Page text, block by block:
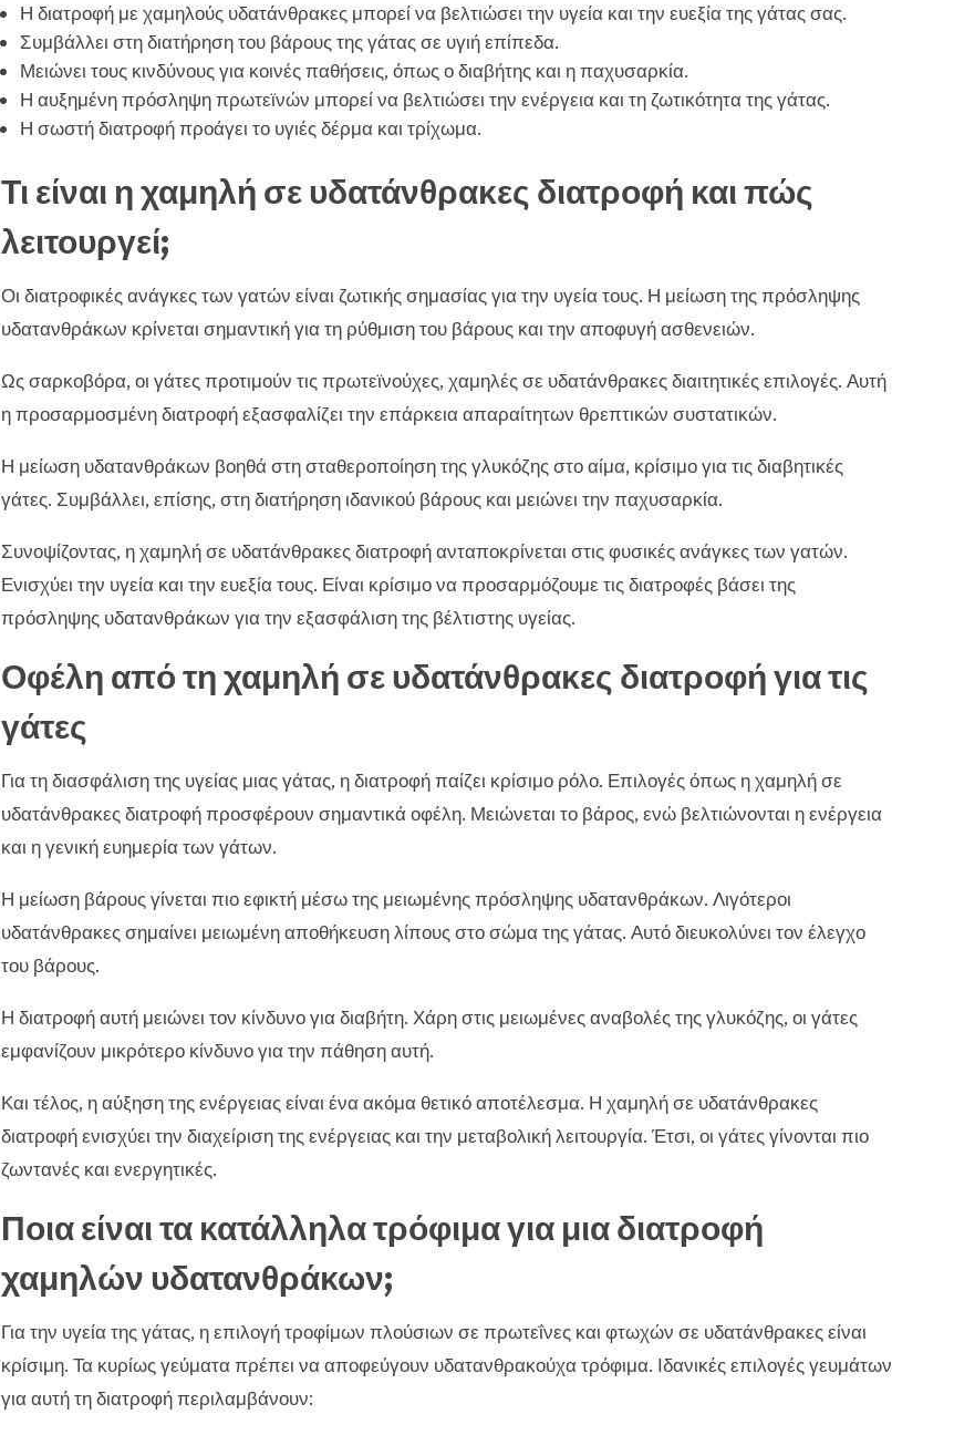
Η διατροφή με χαμηλούς υδατάνθρακες μπορεί να βελτιώσει την υγεία και την ευεξία της γάτας σας.
Συμβάλλει στη διατήρηση του βάρους της γάτας σε υγιή επίπεδα.
Μειώνει τους κινδύνους για κοινές παθήσεις, όπως ο διαβήτης και η παχυσαρκία.
Η αυξημένη πρόσληψη πρωτεϊνών μπορεί να βελτιώσει την ενέργεια και τη ζωτικότητα της γάτας.
Η σωστή διατροφή προάγει το υγιές δέρμα και τρίχωμα.
Τι είναι η χαμηλή σε υδατάνθρακες διατροφή και πώς
λειτουργεί;
Οι διατροφικές ανάγκες των γατών είναι ζωτικής σημασίας για την υγεία τους. Η μείωση της πρόσληψης
υδατανθράκων κρίνεται σημαντική για τη ρύθμιση του βάρους και την αποφυγή ασθενειών.
Ως σαρκοβόρα, οι γάτες προτιμούν τις πρωτεϊνούχες, χαμηλές σε υδατάνθρακες διαιτητικές επιλογές. Αυτή
η προσαρμοσμένη διατροφή εξασφαλίζει την επάρκεια απαραίτητων θρεπτικών συστατικών.
Η μείωση υδατανθράκων βοηθά στη σταθεροποίηση της γλυκόζης στο αίμα, κρίσιμο για τις διαβητικές
γάτες. Συμβάλλει, επίσης, στη διατήρηση ιδανικού βάρους και μειώνει την παχυσαρκία.
Συνοψίζοντας, η χαμηλή σε υδατάνθρακες διατροφή ανταποκρίνεται στις φυσικές ανάγκες των γατών.
Ενισχύει την υγεία και την ευεξία τους. Είναι κρίσιμο να προσαρμόζουμε τις διατροφές βάσει της
πρόσληψης υδατανθράκων για την εξασφάλιση της βέλτιστης υγείας.
Οφέλη από τη χαμηλή σε υδατάνθρακες διατροφή για τις
γάτες
Για τη διασφάλιση της υγείας μιας γάτας, η διατροφή παίζει κρίσιμο ρόλο. Επιλογές όπως η χαμηλή σε
υδατάνθρακες διατροφή προσφέρουν σημαντικά οφέλη. Μειώνεται το βάρος, ενώ βελτιώνονται η ενέργεια
και η γενική ευημερία των γάτων.
Η μείωση βάρους γίνεται πιο εφικτή μέσω της μειωμένης πρόσληψης υδατανθράκων. Λιγότεροι
υδατάνθρακες σημαίνει μειωμένη αποθήκευση λίπους στο σώμα της γάτας. Αυτό διευκολύνει τον έλεγχο
του βάρους.
Η διατροφή αυτή μειώνει τον κίνδυνο για διαβήτη. Χάρη στις μειωμένες αναβολές της γλυκόζης, οι γάτες
εμφανίζουν μικρότερο κίνδυνο για την πάθηση αυτή.
Και τέλος, η αύξηση της ενέργειας είναι ένα ακόμα θετικό αποτέλεσμα. Η χαμηλή σε υδατάνθρακες
διατροφή ενισχύει την διαχείριση της ενέργειας και την μεταβολική λειτουργία. Έτσι, οι γάτες γίνονται πιο
ζωντανές και ενεργητικές.
Ποια είναι τα κατάλληλα τρόφιμα για μια διατροφή
χαμηλών υδατανθράκων;
Για την υγεία της γάτας, η επιλογή τροφίμων πλούσιων σε πρωτεΐνες και φτωχών σε υδατάνθρακες είναι
κρίσιμη. Τα κυρίως γεύματα πρέπει να αποφεύγουν υδατανθρακούχα τρόφιμα. Ιδανικές επιλογές γευμάτων
για αυτή τη διατροφή περιλαμβάνουν: